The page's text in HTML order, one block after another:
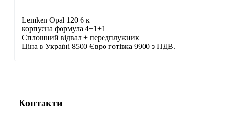
Lemken Opal 120 6 к
корпусна формула 4+1+1
Сплошний відвал + передплужник
Ціна в Україні 8500 Євро готівка 9900 з ПДВ.
Контакти